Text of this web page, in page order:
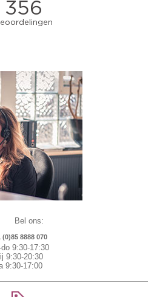
Bel ons:
(0)85 8888 070
do 9:30-17:30
9:30-20:30
9:30-17:00